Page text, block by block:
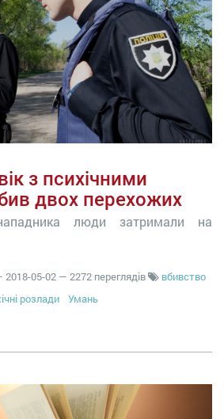
з психічними
двох перехожих
нападника люди затримали на
2018-05-02 — 2272 переглядів
вбивство
розлади Умань